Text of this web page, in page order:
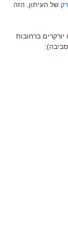
של העיתון, הזה
ברחובות